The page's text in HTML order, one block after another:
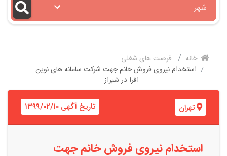
شهر
خانه
فرصت های شغلی
استخدام نیروی فروش خانم جهت شرکت سامانه های نوین
افرا در شیراز
تهران تاریخ آگهی ۱۳۹۹/۰۲/۱۰
استخدام نیروی فروش خانم جهت